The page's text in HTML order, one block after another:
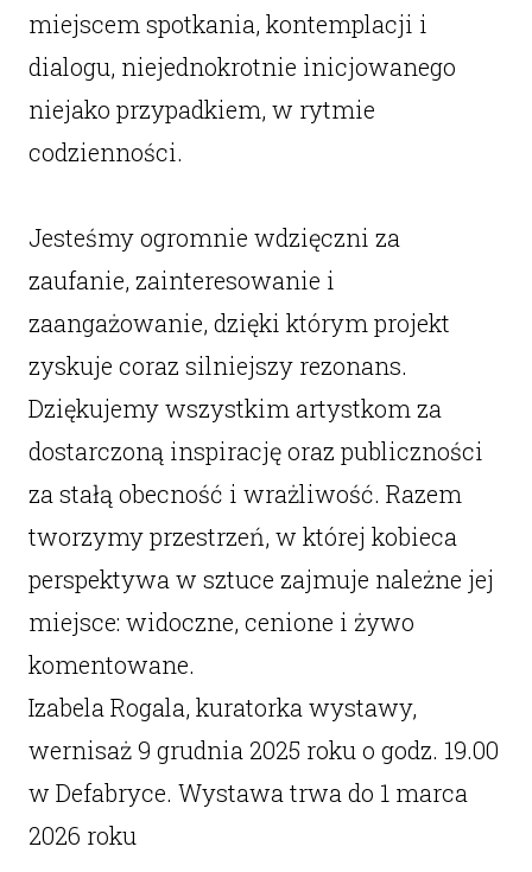
miejscem spotkania, kontemplacji i
dialogu, niejednokrotnie inicjowanego
niejako przypadkiem, w rytmie
codzienności.
Jesteśmy ogromnie wdzięczni za
zaufanie, zainteresowanie i
zaangażowanie, dzięki którym projekt
zyskuje coraz silniejszy rezonans.
Dziękujemy wszystkim artystkom za
dostarczoną inspirację oraz publiczności
za stałą obecność i wrażliwość. Razem
tworzymy przestrzeń, w której kobieca
perspektywa w sztuce zajmuje należne jej
miejsce: widoczne, cenione i żywo
komentowane.
Izabela Rogala, kuratorka wystawy,
wernisaż 9 grudnia 2025 roku o godz. 19.00
w Defabryce. Wystawa trwa do 1 marca
2026 roku